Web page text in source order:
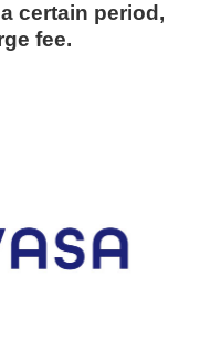
certain period,
fee.